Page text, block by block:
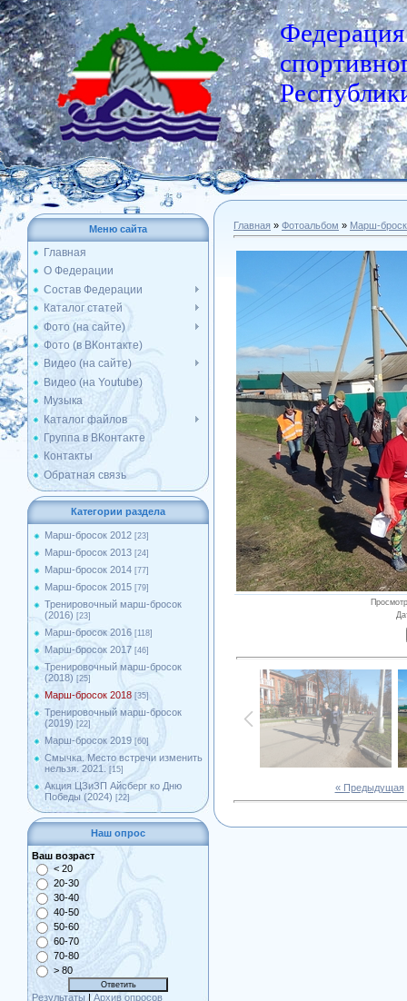
Федерация
Меню сайта
Главная
О Федерации
Состав Федерации
Каталог статей
Фото (на сайте)
Фото (в ВКонтакте)
Видео (на сайте)
Видео (на Youtube)
Музыка
Каталог файлов
Группа в ВКонтакте
Контакты
Обратная связь
Категории раздела
Марш-бросок 2012 [23]
Марш-бросок 2013 [24]
Марш-бросок 2014 [77]
Марш-бросок 2015 [79]
Тренировочный марш-бросок
(2016) [23]
Марш-бросок 2016 [118]
Марш-бросок 2017 [46]
Тренировочный марш-бросок
(2018) [25]
Марш-бросок 2018 [35]
Тренировочный марш-бросок
(2019) [22]
Марш-бросок 2019 [60]
Смычка. Место встречи изменить
нельзя. 2021.
[15]
Акция ЦЗиЗП Айсберг ко Дню
Победы (2024) [22]
Наш опрос
Ваш возраст
< 20
20-30
30-40
40-50
50-60
60-70
70-80
> 80
Результаты | Архив опросов
Главная » Фотоальбом » Марш-
« Предыдущая